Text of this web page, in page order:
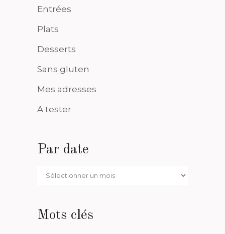
Entrées
Plats
Desserts
Sans gluten
Mes adresses
A tester
Par date
Par
Mots clés